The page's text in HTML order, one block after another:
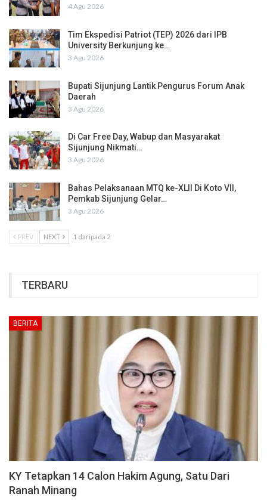
4 Agu 2026
Tim Ekspedisi Patriot (TEP) 2026 dari IPB
University Berkunjung ke…
3 Agu 2026
Bupati Sijunjung Lantik Pengurus Forum Anak
Daerah
3 Agu 2026
Di Car Free Day, Wabup dan Masyarakat
Sijunjung Nikmati…
3 Agu 2026
Bahas Pelaksanaan MTQ ke-XLII Di Koto VII,
Pemkab Sijunjung Gelar…
3 Agu 2026
PREV NEXT 1 daripada 2
TERBARU
BERITA
KY Tetapkan 14 Calon Hakim Agung, Satu Dari
Ranah Minang